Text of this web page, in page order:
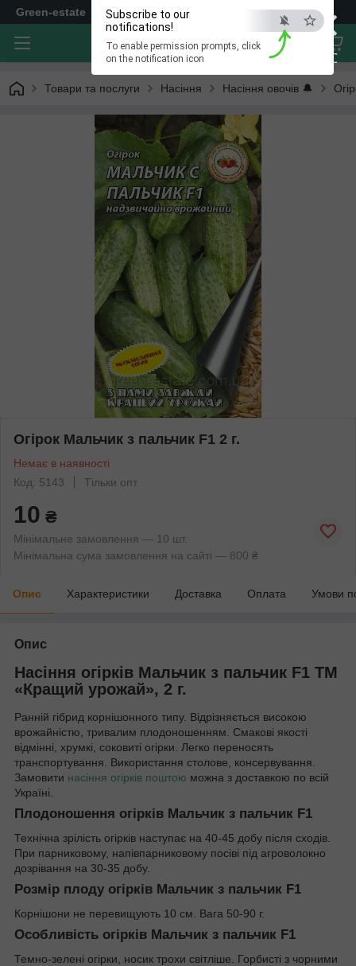
×
ESC
Subscribe to our
notifications!
To enable permission prompts, click
on the notification icon
Green-estate
Товари та послуги Насіння Насіння овочів 🔔
Огірок Мальчик з пальчик F1 2 г.
Немає в наявності
Код: 5143
Тільки опт
10 ₴
Мінімальне замовлення — 10 шт.
Мінімальна сума замовлення на сайті — 800 ₴
Опис Характеристики Доставка Оплата Умови
Опис
Насіння огірків Мальчик з пальчик F1 ТМ
«Кращий урожай», 2 г.
Ранній гібрид корнішонного типу. Відрізняється високою
врожайністю, тривалим плодоношенням. Смакові якості
відмінні, хрумкі, соковиті огірки. Легко переносять
транспортування. Використання столове, консервування.
Замовити насіння огірків поштою можна з доставкою по всій
Україні.
Плодоношення огірків Мальчик з пальчик F1
Технічна зрілість огірків наступає на 40-45 добу після сходів.
При парниковому, напівпарниковому посіві під агроволокно
дозрівання на 30-35 добу.
Розмір плоду огірків Мальчик з пальчик F1
Корнішони не перевищують 10 см. Вага 50-90 г.
Особливість огірків Мальчик з пальчик F1
Темно-зелені огірки, носик трохи світліше. Горбисті з чорними